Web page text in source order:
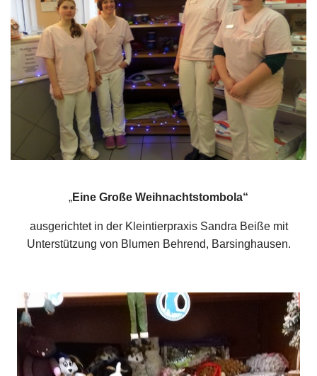
„Eine Große Weihnachtstombola“
ausgerichtet in der Kleintierpraxis Sandra Beiße mit
Unterstützung von Blumen Behrend, Barsinghausen.